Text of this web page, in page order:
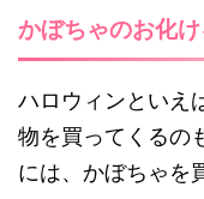
かぼちゃのお化け
ハロウィンといえ
物を買ってくるの
には、かぼちゃを